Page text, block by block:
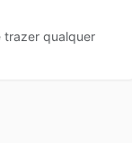
trazer qualquer